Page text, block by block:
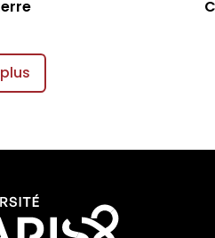
à contributions